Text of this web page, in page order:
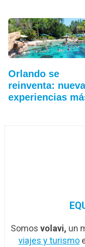
Orlando se
reinventa:
experiencias
Somosvolavi, un
viajes y turismo